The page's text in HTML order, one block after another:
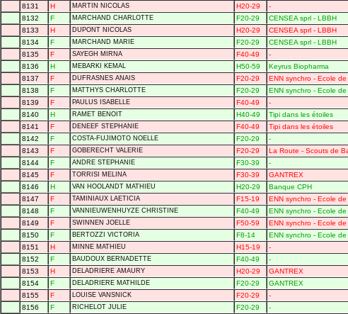
8131
H MARTIN NICOLAS H20-29 -
8132
F MARCHAND CHARLOTTE F20-29 CENSEA sprl - LBBH
8133
H DUPONT NICOLAS H20-29 CENSEA sprl - LBBH
8134
F MARCHAND MARIE F20-29 CENSEA sprl - LBBH
8135
F SAYEGH MIRNA F40-49 -
8136
H MEBARKI KEMAL H50-59 Keyrus Biopharma
8137
F DUFRASNES ANAIS F20-29 ENN synchro - Ecole
8138
F MATTHYS CHARLOTTE F20-29 ENN synchro - Ecole
8139
F PAULUS ISABELLE F40-49 -
8140
H RAMET BENOIT H40-49 Tipi dans les étoiles
8141
F DENEEF STEPHANIE F40-49 Tipi dans les étoiles
8142
F COSTA-FUJIMOTO NOELLE F20-29 -
8143
F GOBERECHT VALERIE F20-29 La Route - Scouts de
8144
F ANDRE STEPHANIE F30-39 -
8145
F TORRISI MELINA F30-39 GANTREX
8146
H VAN HOOLANDT MATHIEU H20-29 Banque CPH
8147
F TAMINIAUX LAETICIA F15-19 ENN synchro - Ecole
8148
F VANNIEUWENHUYZE CHRISTINE F40-49 ENN synchro - Ecole
8149
F SWINNEN JOELLE F50-59 ENN synchro - Ecole
8150
F BERTOZZI VICTORIA F8-14 ENN synchro - Ecole
8151
H MINNE MATHIEU H15-19 -
8152
F BAUDOUX BERNADETTE F40-49 -
8153
H DELADRIERE AMAURY H20-29 GANTREX
8154
F DELADRIERE MATHILDE F20-29 GANTREX
8155
F LOUISE VANSNICK F20-29 -
8156
F RICHELOT JULIE F20-29 -